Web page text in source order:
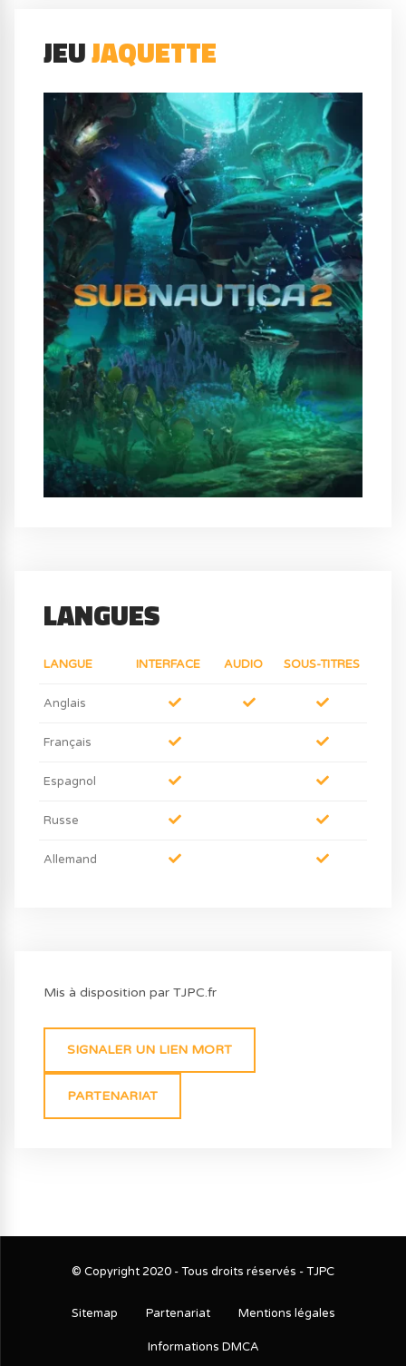
JEUJAQUETTE
LANGUES
LANGUE INTERFACE AUDIO SOUS-TITRES
Anglais
Français
Espagnol
Russe
Allemand
Mis à disposition par TJPC.fr
SIGNALER UN LIEN MORT
PARTENARIAT
© Copyright 2020 - Tous droits réservés - TJPC
Sitemap Partenariat Mentions légales
Informations DMCA